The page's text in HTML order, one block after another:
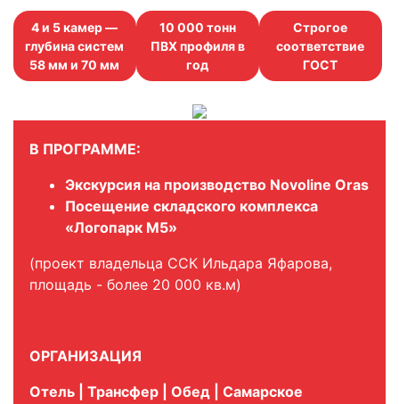
4 и 5 камер —
глубина систем
58 мм и 70 мм
10 000 тонн
ПВХ профиля в
год
Строгое
соответствие
ГОСТ
В ПРОГРАММЕ:
Экскурсия на производство Novoline Oras
Посещение складского комплекса
«Логопарк М5»
(проект владельца ССК Ильдара Яфарова,
площадь - более 20 000 кв.м)
ОРГАНИЗАЦИЯ
Отель | Трансфер | Обед | Самарское